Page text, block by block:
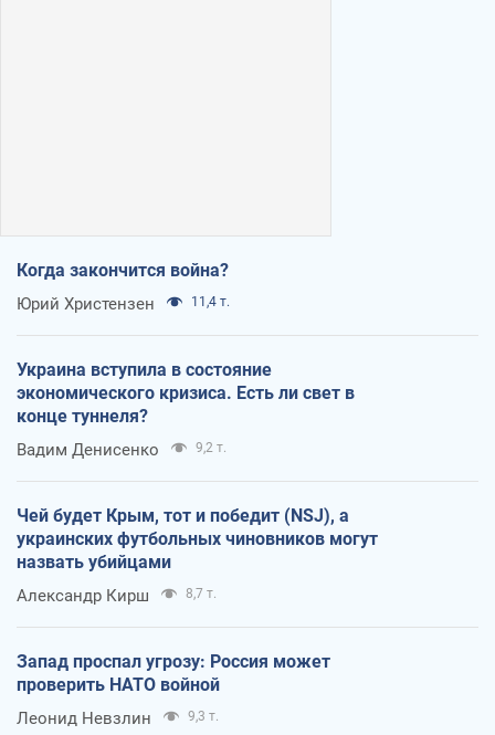
Когда закончится война?
Юрий Христензен 11,4 т.
Украина вступила в состояние
экономического кризиса. Есть ли свет в
конце туннеля?
Вадим Денисенко 9,2 т.
Чей будет Крым, тот и победит (NSJ), а
украинских футбольных чиновников могут
назвать убийцами
Александр Кирш 8,7 т.
Запад проспал угрозу: Россия может
проверить НАТО войной
Леонид Невзлин 9,3 т.